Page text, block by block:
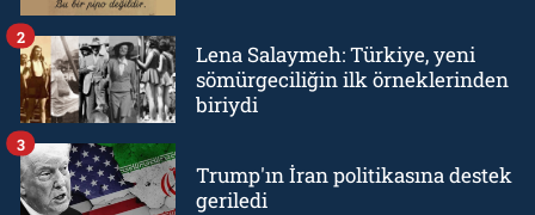
Lena Salaymeh: Türkiye, yeni
sömürgeciliğin ilk örneklerinden
biriydi
2
Trump'ın İran politikasına destek
geriledi
3